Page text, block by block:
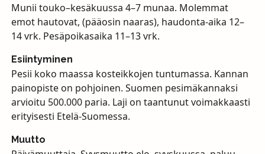
Munii touko–kesäkuussa 4–7 munaa. Molemmat
emot hautovat, (pääosin naaras), haudonta-aika 12–
14 vrk. Pesäpoikasaika 11–13 vrk.
Esiintyminen
Pesii koko maassa kosteikkojen tuntumassa. Kannan
painopiste on pohjoinen. Suomen pesimäkannaksi
arvioitu 500.000 paria. Laji on taantunut voimakkaasti
erityisesti Etelä-Suomessa.
Muutto